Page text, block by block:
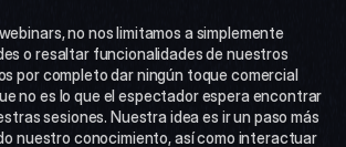
no nos limitamos a simplemente
o resaltar funcionalidades de nuestros
por completo dar ningún toque comercial
no es lo que el espectador espera encontrar
sesiones. Nuestra idea es ir un paso más
nuestro conocimiento, así como interactuar